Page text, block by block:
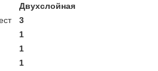
Двухслойная
3
1
1
1